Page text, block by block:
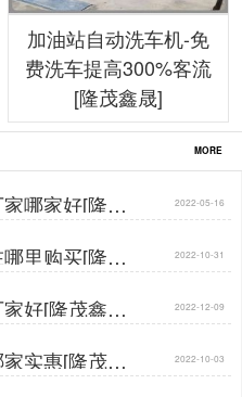
加油站自动洗车机-免
费洗车提高300%客流
[隆茂鑫晟]
MORE
哪家好[隆茂 2022-05-16
里购买[隆茂 2022-10-31
好[隆茂鑫晟] 2022-12-09
实惠[隆茂鑫 2022-10-03